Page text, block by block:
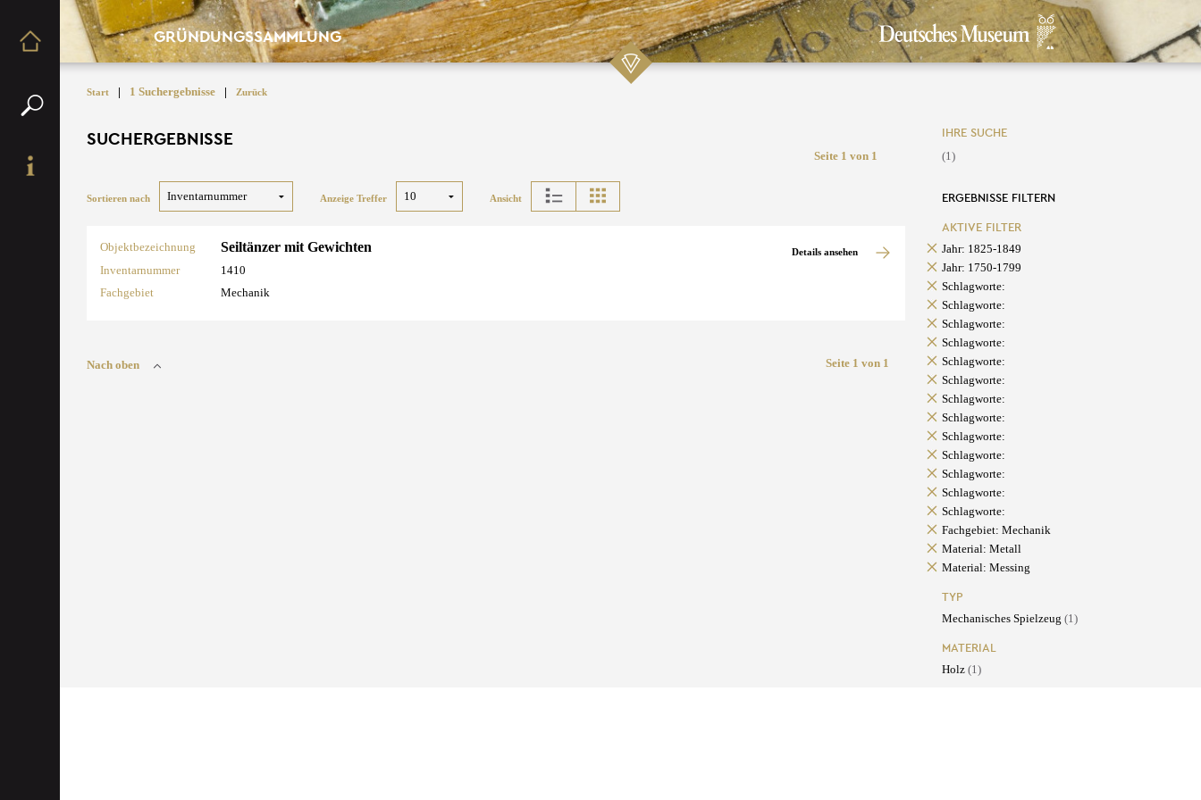
GRÜNDUNGSSAMMLUNG
Start | 1 Suchergebnisse | Zurück
SUCHERGEBNISSE
Seite 1 von 1
Sortieren nach Anzeige Treffer Ansicht
Objektbezeichnung Seiltänzer mit Gewichten
Inventarnummer
1410
Fachgebiet
Mechanik
Details ansehen
Nach oben Seite 1 von 1
IHRE SUCHE
(1)
ERGEBNISSE FILTERN
AKTIVE FILTER
Jahr: 1825-1849
Jahr: 1750-1799
Schlagworte:
Schlagworte:
Schlagworte:
Schlagworte:
Schlagworte:
Schlagworte:
Schlagworte:
Schlagworte:
Schlagworte:
Schlagworte:
Schlagworte:
Schlagworte:
Schlagworte:
Fachgebiet: Mechanik
Material: Metall
Material: Messing
TYP
Mechanisches Spielzeug (1)
MATERIAL
Holz (1)